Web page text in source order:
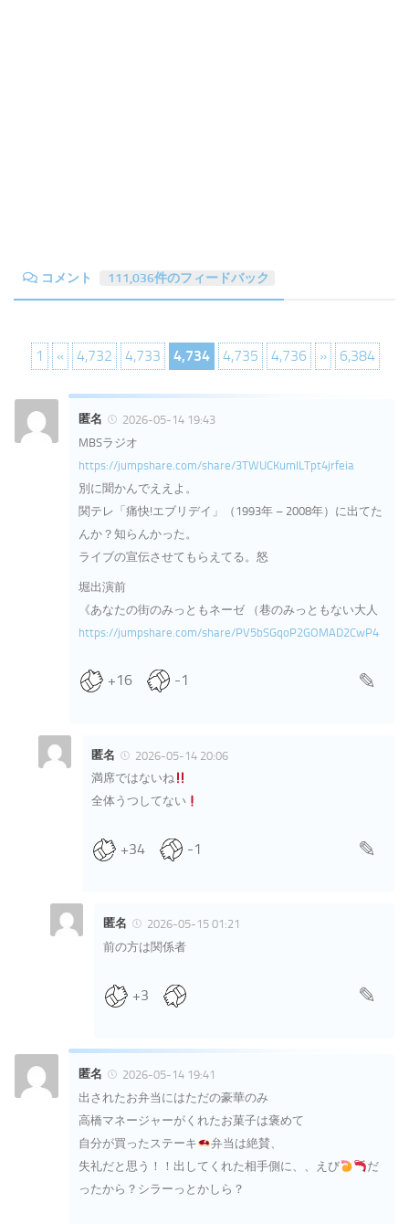
コメント 111,036件のフィードバック
1 « 4,732 4,733 4,734 4,735 4,736 » 6,384
匿名
2026-05-14 19:43
MBSラジオ
https://jumpshare.com/share/3TWUCKumILTpt4jrfeia
別に聞かんでええよ。
関テレ「痛快!エブリデイ」（1993年 – 2008年）に出てた
んか？知らんかった。
ライブの宣伝させてもらえてる。怒
堀出演前
《あなたの街のみっともネーゼ （巷のみっともない大人
https://jumpshare.com/share/PV5bSGqoP2GOMAD2CwP4
+16 -1
匿名
2026-05-14 20:06
満席ではないね
全体うつしてない
+34 -1
匿名
2026-05-15 01:21
前の方は関係者
+3
匿名
2026-05-14 19:41
出されたお弁当にはただの豪華のみ
高橋マネージャーがくれたお菓子は褒めて
自分が買ったステーキ
弁当は絶賛、
失礼だと思う！！出してくれた相手側に、、えび
だ
ったから？シラーっとかしら？